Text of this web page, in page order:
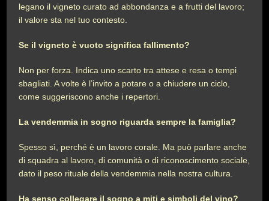
legano il vigneto curato ad abbondanza e a frutti del lavoro;
il valore sta nel tuo contesto.
Se il vigneto è vuoto significa fallimento?
Non per forza. Indica uno scarto tra attese e resa o tempi
sbagliati. A volte è l’invito a potare o a chiudere un ciclo,
come suggeriscono anche i repertori.
La vendemmia in sogno riguarda sempre la famiglia?
Spesso sì, perché è un lavoro corale. Ma può parlare anche
di squadra al lavoro, di comunità o di riconoscimento sociale,
dato il peso rituale della vendemmia nella nostra cultura.
Ha senso collegare il sogno a miti e simboli del vino?